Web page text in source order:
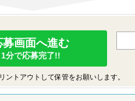
募画面へ進む
1分で応募完了!!
トアウトして保管をお願いします。